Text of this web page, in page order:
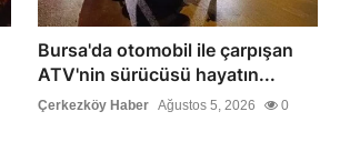
Bursa'da otomobil ile çarpışan
ATV'nin sürücüsü hayatın...
Çerkezköy Haber Ağustos 5, 2026 0